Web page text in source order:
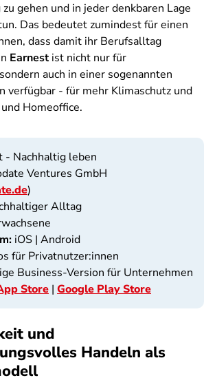
gehen und in jeder denkbaren Lage
Das bedeutet zumindest für einen
dass damit ihr Berufsalltag
Earnestist nicht nur für
auch in einer sogenannten
verfügbar - für mehr Klimaschutz und
Homeoffice.
- Nachhaltig leben
Ventures GmbH
)
Alltag
iOS | Android
für Privatnutzer:innen
Business-Version für Unternehmen
Store | Google Play Store
und
Handeln als